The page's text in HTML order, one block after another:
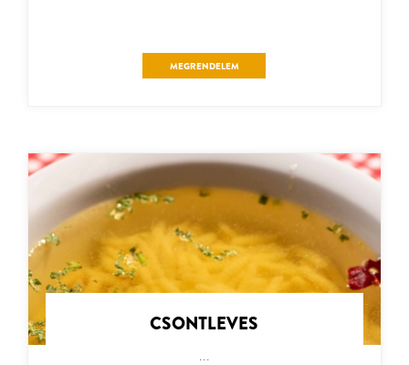
MEGRENDELEM
CSONTLEVES
...